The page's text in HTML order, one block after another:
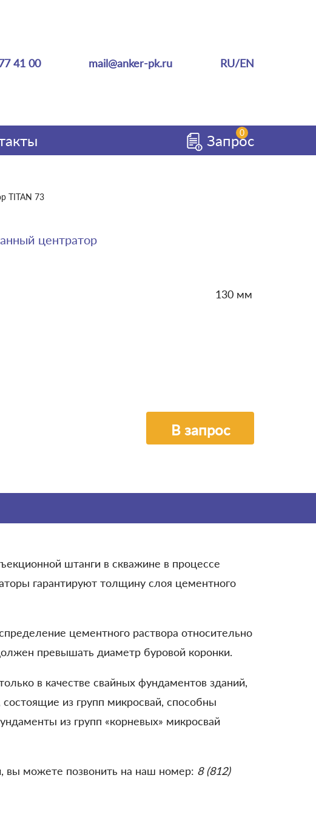
41 00 mail@anker-pk.ru RU/EN
Запрос
0
TITAN 73
центратор
130 мм
В запрос
штанги в скважине в процессе
гарантируют толщину слоя цементного
цементного раствора относительно
превышать диаметр буровой коронки.
в качестве свайных фундаментов зданий,
из групп микросвай, способны
из групп «корневых» микросвай
вы можете позвонить на наш номер: 8 (812)